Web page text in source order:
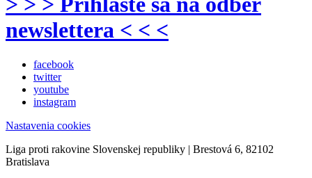
newslettera < < <
facebook
twitter
youtube
instagram
Nastavenia cookies
Liga proti rakovine Slovenskej republiky | Brestová 6, 82102
Bratislava